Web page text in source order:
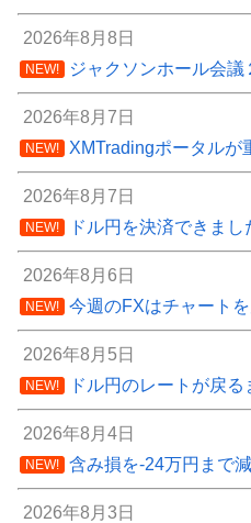
2026年8月8日
NEW! ジャクソンホール会
2026年8月7日
NEW! XMTradingポータルが
2026年8月7日
NEW! ドル円を決済できまし
2026年8月6日
NEW! 今週のFXはチャート
2026年8月5日
NEW! ドル円のレートが戻る
2026年8月4日
NEW! 含み損を-24万円まで
2026年8月3日